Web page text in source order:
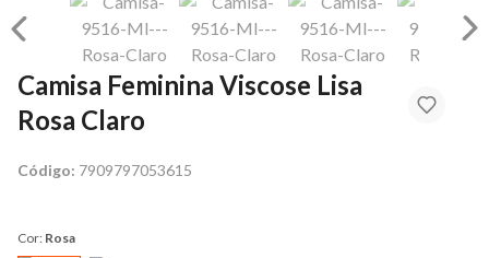
Camisa Feminina Viscose Lisa
Rosa Claro
Código: 7909797053615
Cor: Rosa